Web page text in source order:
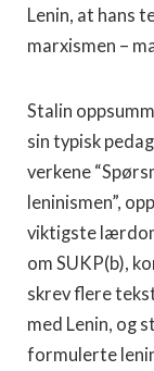
Lenin, at hans
marxismen –
Stalin
sin typisk
verkene
leninismen”,
viktigste
om SUKP(b),
skrev flere
med Lenin, og
formulerte